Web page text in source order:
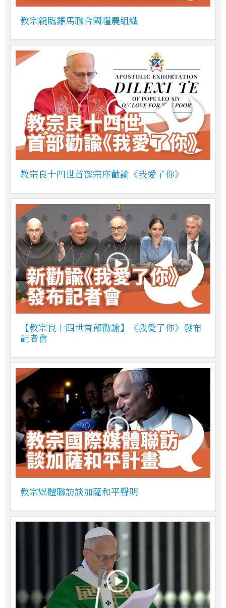
教宗親臨羅馬聯合國糧農組織
教宗良十四世首部宗座勸諭《我愛了你》
【教宗良十四世首部勸諭】《我愛了你》發布
記者會
教宗媒體聯訪談加薩和平聲明